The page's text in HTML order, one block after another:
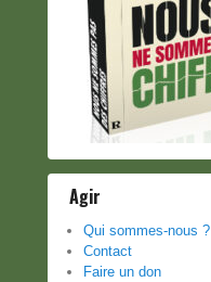
Agir
Qui sommes-nous ?
Contact
Faire un don